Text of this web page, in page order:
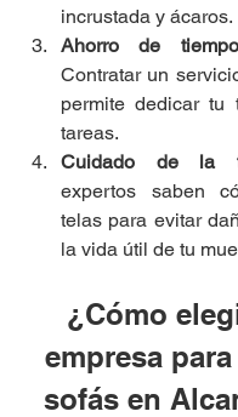
incrustada y ácaros.
Ahorro de
Contratar un
permite dedicar tu
tareas.
Cuidado de la
expertos saben
telas para evitar
la vida útil de tu
¿Cómo
empresa
sofás en